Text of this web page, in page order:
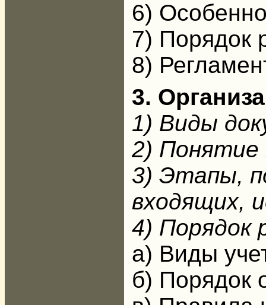
6)
7) Порядок
8)
3.
1) Виды
2) Понятие
3) Этапы,
входящих,
4) Порядок
а) Виды
б) Порядок